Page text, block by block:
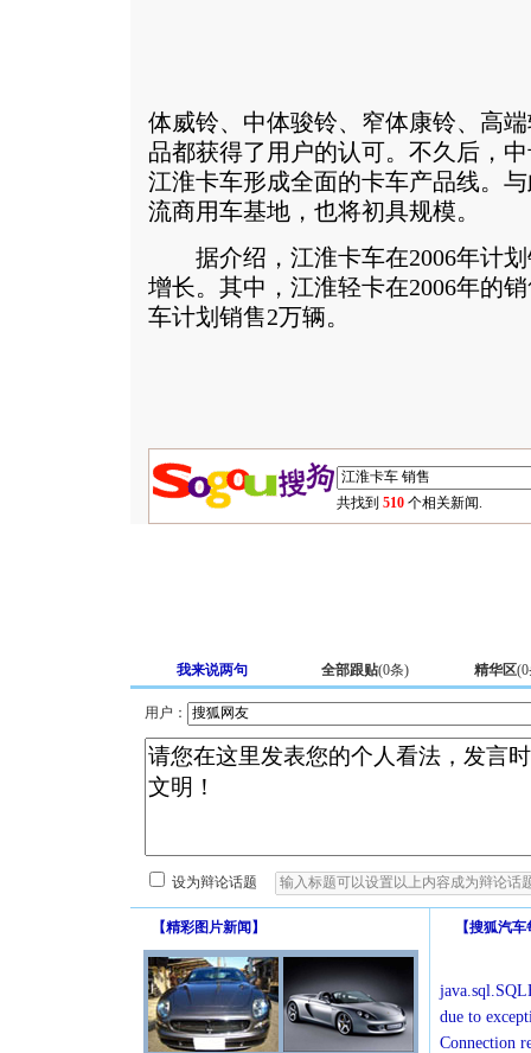
体威铃、中体骏铃、窄体康铃、高
品都获得了用户的认可。不久后，
江淮卡车形成全面的卡车产品线。
流商用车基地，也将初具规模。
据介绍，江淮卡车在2006年计划
增长。其中，江淮轻卡在2006年的
车计划销售2万辆。
共找到 510 个相关新闻.
我来说两句 全部跟贴(0条) 精华区(0
用户：
设为辩论话题
【精彩图片新闻 】 【搜狐汽车
due to
Connection